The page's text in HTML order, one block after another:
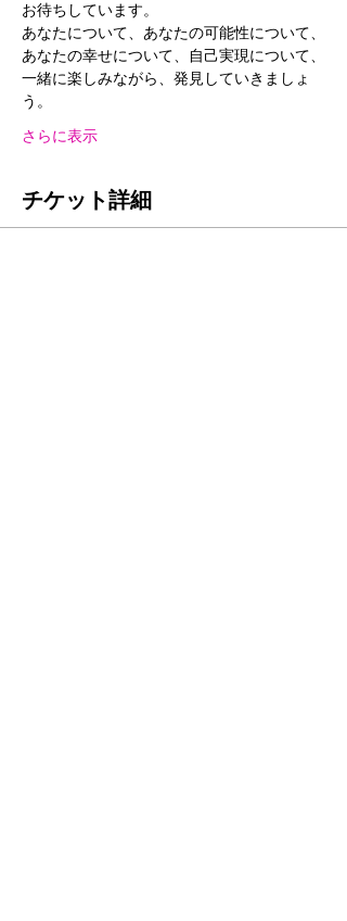
お待ちしています。
あなたについて、あなたの可能性について、
あなたの幸せについて、自己実現について、
一緒に楽しみながら、発見していきましょ
う。
さらに表示
チケット詳細